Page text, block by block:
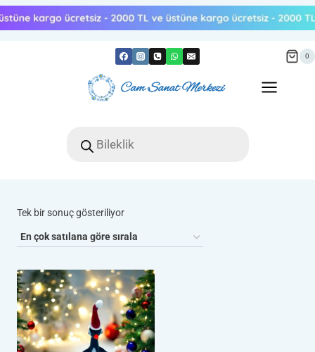
Skip
to
0
search
Tek bir sonuç gösteriliyor